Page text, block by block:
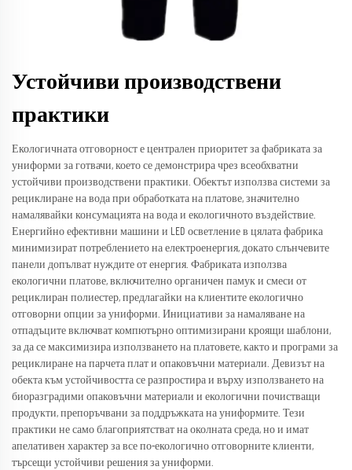
Устойчиви производствени
практики
Екологичната отговорност е централен приоритет за фабриката за
униформи за готвачи, което се демонстрира чрез всеобхватни
устойчиви производствени практики. Обектът използва системи за
рециклиране на вода при обработката на платове, значително
намалявайки консумацията на вода и екологичното въздействие.
Енергийно ефективни машини и LED осветление в цялата фабрика
минимизират потреблението на електроенергия, докато слънчевите
панели допълват нуждите от енергия. Фабриката използва
екологични платове, включително органичен памук и смеси от
рециклиран полиестер, предлагайки на клиентите екологично
отговорни опции за униформи. Инициативи за намаляване на
отпадъците включват компютърно оптимизирани кроящи шаблони,
за да се максимизира използването на платовете, както и програми за
рециклиране на парчета плат и опаковъчни материали. Девизът на
обекта към устойчивостта се разпростира и върху използването на
биоразградими опаковъчни материали и екологични почистващи
продукти, препоръчвани за поддръжката на униформите. Тези
практики не само благоприятстват на околната среда, но и имат
апелативен характер за все по-екологично отговорните клиенти,
търсещи устойчиви решения за униформи.